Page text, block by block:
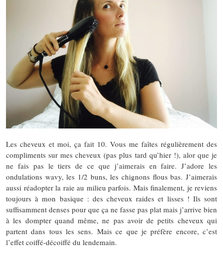
Les cheveux et moi, ça fait 10. Vous me faîtes régulièrement des
compliments sur mes cheveux (pas plus tard qu’hier !), alor que je
ne fais pas le tiers de ce que j’aimerais en faire. J’adore les
ondulations wavy, les 1/2 buns, les chignons flous bas. J’aimerais
aussi réadopter la raie au milieu parfois. Mais finalement, je reviens
toujours à mon basique : des cheveux raides et lisses ! Ils sont
suffisamment denses pour que ça ne fasse pas plat mais j’arrive bien
à les dompter quand même, ne pas avoir de petits cheveux qui
partent dans tous les sens. Mais ce que je préfère encore, c’est
l’effet coiffé-décoiffé du lendemain.